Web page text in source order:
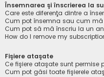
Însemnarea şi înscrierea la
Care este diferenţa dintre a
Cum pot însemna sau cum
Cum pot să mă înscriu la un
How do I remove my
Fişiere ataşate
Ce fişiere ataşate sunt permise
Cum pot găsi toate fişierele